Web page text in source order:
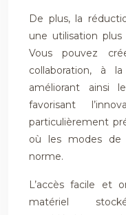
De plus, la
une utilisation plus
Vous pouvez
collaboration, à
améliorant ainsi
favorisant
particulièrement
où les modes de
norme.
L’accès facile et
matériel